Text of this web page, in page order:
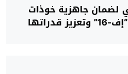
لضمان جاهزية خوذات
التصويب الذكية لمقاتلات “إف-16” وتعزيز قدراتها